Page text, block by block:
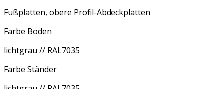
Fußplatten, obere Profil-Abdeckplatten
Farbe Boden
lichtgrau // RAL7035
Farbe Ständer